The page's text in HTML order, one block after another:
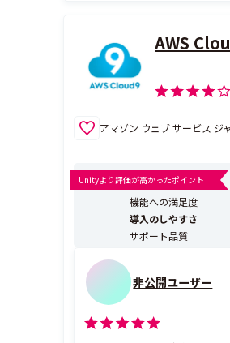
AWS
アマゾン ウェブ サービス ジ
Unityより評価が高かったポイント
機能への満足度
導入のしやすさ
サポート品質
非公開ユーザー